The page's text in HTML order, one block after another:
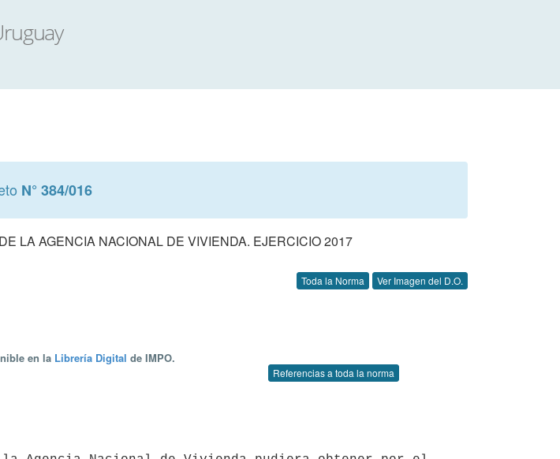
N° 384/016
LA AGENCIA NACIONAL DE VIVIENDA. EJERCICIO 2017
Toda la Norma Ver Imagen del D.O.
en la Librería Digital de IMPO.
Referencias a toda la norma